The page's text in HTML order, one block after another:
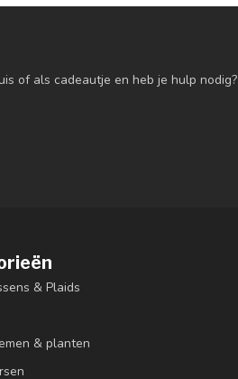
of als cadeautje en heb je hulp nodig?
& Plaids
& planten